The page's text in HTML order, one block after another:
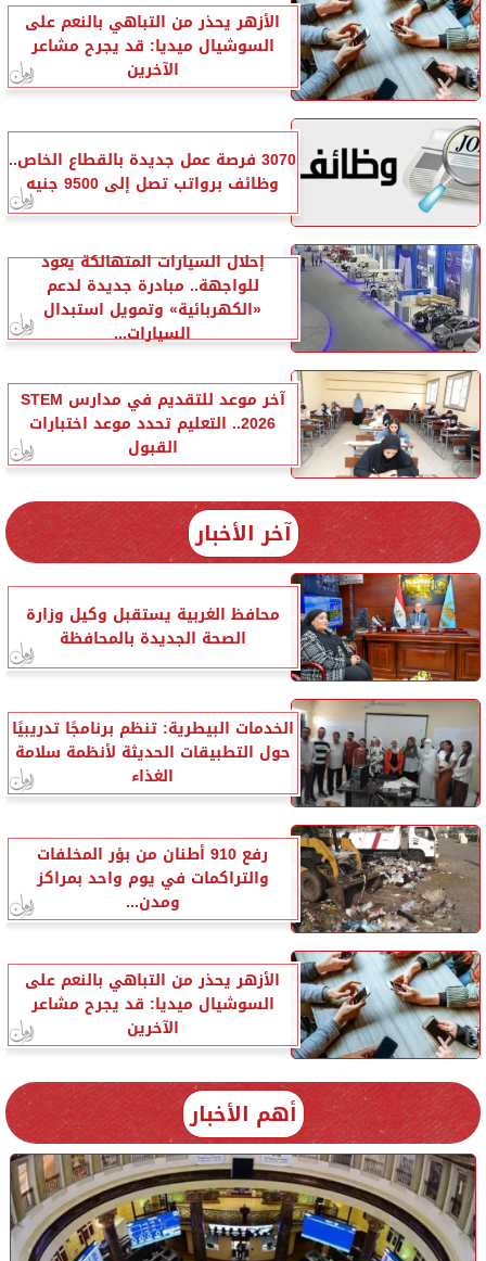
الأزهر يحذر من التباهي بالنعم على
السوشيال ميديا: قد يجرح مشاعر
الآخرين
3070 فرصة عمل جديدة بالقطاع الخاص..
وظائف برواتب تصل إلى 9500 جنيه
إحلال السيارات المتهالكة يعود
للواجهة.. مبادرة جديدة لدعم
«الكهربائية» وتمويل استبدال
السيارات...
آخر موعد للتقديم في مدارس STEM
2026.. التعليم تحدد موعد اختبارات
القبول
آخر الأخبار
محافظ الغربية يستقبل وكيل وزارة
الصحة الجديدة بالمحافظة
الخدمات البيطرية: تنظم برنامجًا تدريبيًا
حول التطبيقات الحديثة لأنظمة سلامة
الغذاء
رفع 910 أطنان من بؤر المخلفات
والتراكمات في يوم واحد بمراكز
ومدن...
الأزهر يحذر من التباهي بالنعم على
السوشيال ميديا: قد يجرح مشاعر
الآخرين
أهم الأخبار